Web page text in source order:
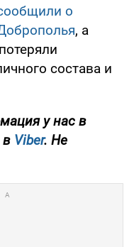
о
, а
состава и
у нас в
в Viber. Не